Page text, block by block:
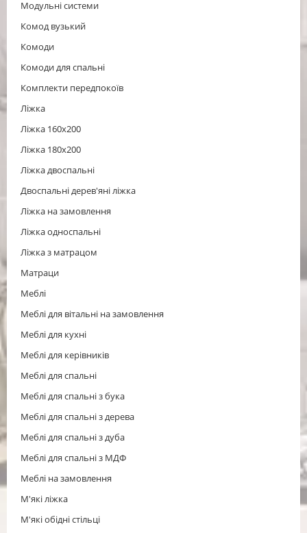
Модульні системи
Комод вузький
Комоди
Комоди для спальні
Комплекти передпокоїв
Ліжка
Ліжка 160x200
Ліжка 180x200
Ліжка двоспальні
Двоспальні дерев'яні ліжка
Ліжка на замовлення
Ліжка односпальні
Ліжка з матрацом
Матраци
Меблі
Меблі для вітальні на замовлення
Меблі для кухні
Меблі для керівників
Меблі для спальні
Меблі для спальні з бука
Меблі для спальні з дерева
Меблі для спальні з дуба
Меблі для спальні з МДФ
Меблі на замовлення
М'які ліжка
М'які обідні стільці